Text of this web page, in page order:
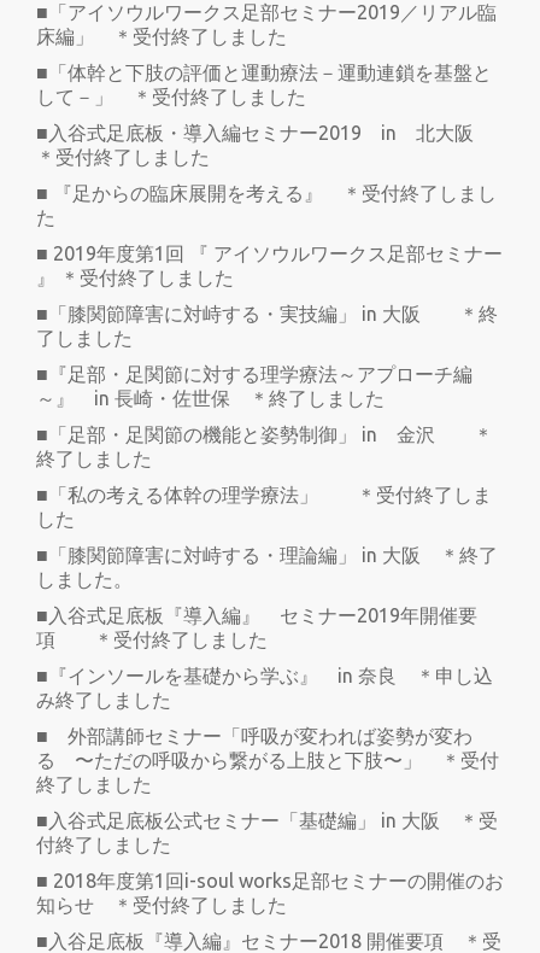
■「アイソウルワークス足部セミナー2019／リアル臨
床編」 ＊受付終了しました
■「体幹と下肢の評価と運動療法－運動連鎖を基盤と
して－」 ＊受付終了しました
■入谷式足底板・導入編セミナー2019 in 北大阪
＊受付終了しました
■ 『足からの臨床展開を考える』 ＊受付終了しまし
た
■ 2019年度第1回 『 アイソウルワークス足部セミナー
』 ＊受付終了しました
■「膝関節障害に対峙する・実技編」 in 大阪 ＊終
了しました
■『足部・足関節に対する理学療法～アプローチ編
～』 in 長崎・佐世保 ＊終了しました
■「足部・足関節の機能と姿勢制御」 in 金沢 ＊
終了しました
■「私の考える体幹の理学療法」 ＊受付終了しま
した
■「膝関節障害に対峙する・理論編」 in 大阪 ＊終了
しました。
■入谷式足底板『導入編』 セミナー2019年開催要
項 ＊受付終了しました
■『インソールを基礎から学ぶ』 in 奈良 ＊申し込
み終了しました
■ 外部講師セミナー「呼吸が変われば姿勢が変わ
る 〜ただの呼吸から繋がる上肢と下肢〜」 ＊受付
終了しました
■入谷式足底板公式セミナー「基礎編」 in 大阪 ＊受
付終了しました
■ 2018年度第1回i-soul works足部セミナーの開催のお
知らせ ＊受付終了しました
■入谷足底板『導入編』セミナー2018 開催要項 ＊受